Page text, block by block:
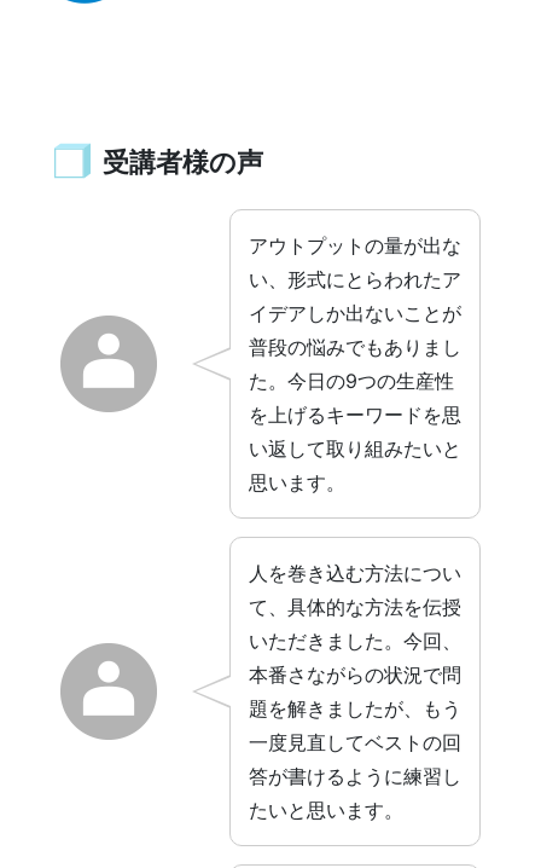
受講者様の声
アウトプットの量が出な
い、形式にとらわれたア
イデアしか出ないことが
普段の悩みでもありまし
た。今日の9つの生産性
を上げるキーワードを思
い返して取り組みたいと
思います。
人を巻き込む方法につい
て、具体的な方法を伝授
いただきました。今回、
本番さながらの状況で問
題を解きましたが、もう
一度見直してベストの回
答が書けるように練習し
たいと思います。